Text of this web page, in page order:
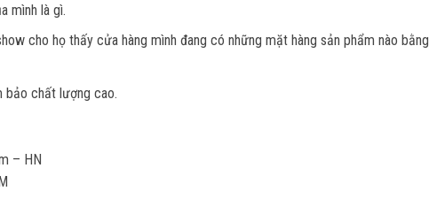
mình là gì.
cho họ thấy cửa hàng mình đang có những mặt hàng sản phẩm nào bằng
bảo chất lượng cao.
– HN